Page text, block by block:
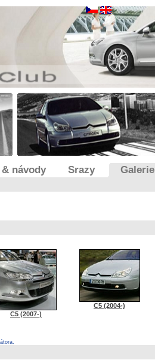
návody Srazy Galerie
C5 (2007-)
C5 (2004-)